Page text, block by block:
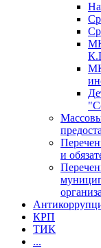
и
КРП
ТИК
...